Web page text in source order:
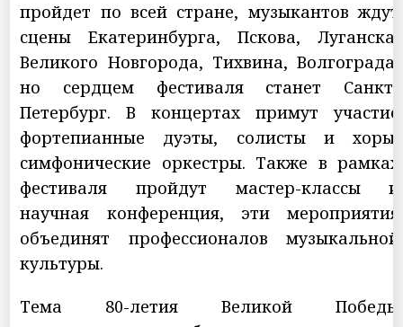
пройдет по всей стране, музыкантов ждут
сцены Екатеринбурга, Пскова, Луганска,
Великого Новгорода, Тихвина, Волгограда,
но сердцем фестиваля станет Санкт-
Петербург. В концертах примут участие
фортепианные дуэты, солисты и хоры,
симфонические оркестры. Также в рамках
фестиваля пройдут мастер-классы и
научная конференция, эти мероприятия
объединят профессионалов музыкальной
культуры.
Тема 80-летия Великой Победы